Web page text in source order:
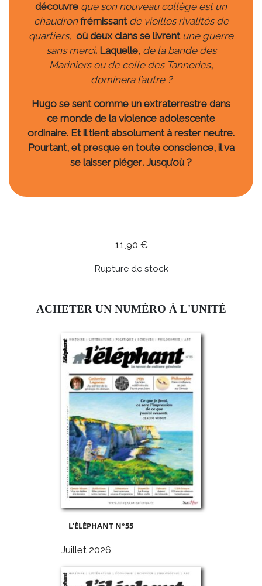
découvre que son nouveau collège est un
chaudronfrémissantde vieilles rivalités de
quartiers, où deux clans se livrent une guerre
sans merci. Laquelle,de la bande des
Mariniers ou de celle des Tanneries,
dominera l’autre ?
Hugo se sent comme un extraterrestre dans
ce monde de la violence adolescente
ordinaire. Et il tient absolument à rester neutre.
Pourtant, et presque en toute conscience, il va
se laisser piéger. Jusqu’où ?
11,90 €
Rupture de stock
ACHETER UN NUMÉRO À L'UNITÉ
L’ÉLÉPHANT N°55
Juillet 2026